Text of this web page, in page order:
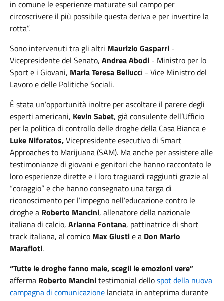
in comune le esperienze maturate sul campo per
circoscrivere il più possibile questa deriva e per invertire la
rotta”.
Sono intervenuti tra gli altri Maurizio Gasparri -
Vicepresidente del Senato, Andrea Abodi - Ministro per lo
Sport e i Giovani, Maria Teresa Bellucci - Vice Ministro del
Lavoro e delle Politiche Sociali.
È stata un’opportunità inoltre per ascoltare il parere degli
esperti americani, Kevin Sabet, già consulente dell’Ufficio
per la politica di controllo delle droghe della Casa Bianca e
Luke Niforatos,Vicepresidente esecutivo di Smart
Approaches to Marijuana (SAM). Ma anche per assistere alle
testimonianze di giovani e genitori che hanno raccontato le
loro esperienze dirette e i loro traguardi raggiunti grazie al
“coraggio” e che hanno consegnato una targa di
riconoscimento per l’impegno nell’educazione contro le
droghe a Roberto Mancini, allenatore della nazionale
italiana di calcio, Arianna Fontana, pattinatrice di short
track italiana, al comico Max Giustie a Don Mario
Marafioti.
“Tutte le droghe fanno male, scegli le emozioni vere”
afferma Roberto Mancinitestimonial dellospot della nuova
campagna di comunicazione lanciata in anteprima durante